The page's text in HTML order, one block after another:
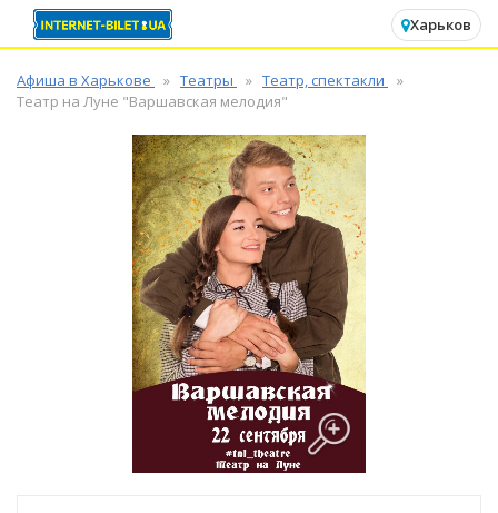
Харьков
Афиша в Харькове Театры
Театр, спектакли
Театр на Луне "Варшавская мелодия"